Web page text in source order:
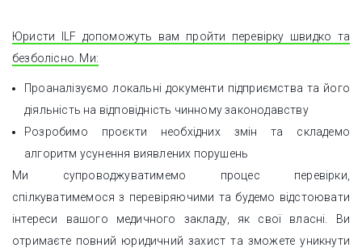
Юристи ILF допоможуть вам пройти перевірку швидко та
безболісно. Ми:
Проаналізуємо локальні документи підприємства та його
діяльність на відповідність чинному законодавству
Розробимо проєкти необхідних змін та складемо
алгоритм усунення виявлених порушень
Ми супроводжуватимемо процес перевірки,
спілкуватимемося з перевіряючими та будемо відстоювати
інтереси вашого медичного закладу, як свої власні. Ви
отримаєте повний юридичний захист та зможете уникнути